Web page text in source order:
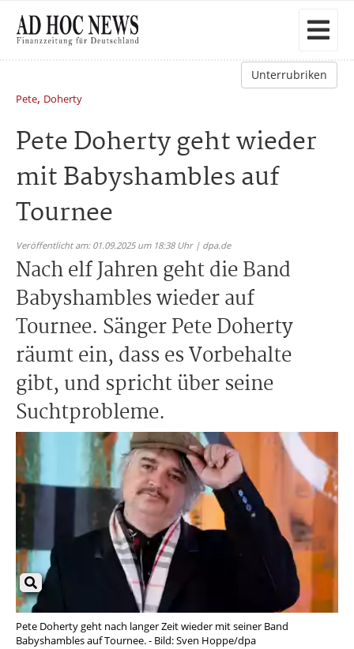
Unterrubriken
Pete, Doherty
Pete Doherty geht wieder
mit Babyshambles auf
Tournee
Veröffentlicht am: 01.09.2025 um 18:38 Uhr | dpa.de
Nach elf Jahren geht die Band
Babyshambles wieder auf
Tournee. Sänger Pete Doherty
räumt ein, dass es Vorbehalte
gibt, und spricht über seine
Suchtprobleme.
Pete Doherty geht nach langer Zeit wieder mit seiner Band
Babyshambles auf Tournee. - Bild: Sven Hoppe/dpa